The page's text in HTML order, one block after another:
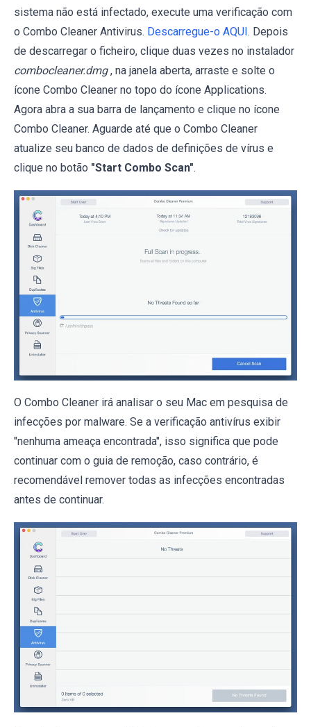
sistema não está infectado, execute uma verificação com
o Combo Cleaner Antivirus. Descarregue-o AQUI. Depois
de descarregar o ficheiro, clique duas vezes no instalador
combocleaner.dmg , na janela aberta, arraste e solte o
ícone Combo Cleaner no topo do ícone Applications.
Agora abra a sua barra de lançamento e clique no ícone
Combo Cleaner. Aguarde até que o Combo Cleaner
atualize seu banco de dados de definições de vírus e
clique no botão "Start Combo Scan".
O Combo Cleaner irá analisar o seu Mac em pesquisa de
infecções por malware. Se a verificação antivírus exibir
"nenhuma ameaça encontrada", isso significa que pode
continuar com o guia de remoção, caso contrário, é
recomendável remover todas as infecções encontradas
antes de continuar.